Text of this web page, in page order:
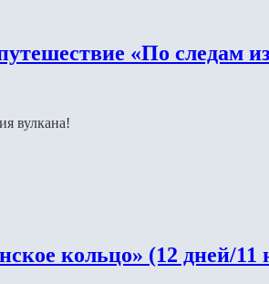
«По следам
вулкана!
кольцо» (12 дней/11